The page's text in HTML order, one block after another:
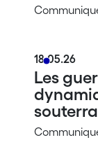
18.05.26
Les